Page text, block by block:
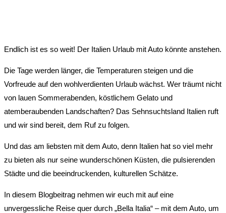
Endlich ist es so weit! Der Italien Urlaub mit Auto könnte anstehen.
Die Tage werden länger, die Temperaturen steigen und die
Vorfreude auf den wohlverdienten Urlaub wächst. Wer träumt nicht
von lauen Sommerabenden, köstlichem Gelato und
atemberaubenden Landschaften? Das Sehnsuchtsland Italien ruft
und wir sind bereit, dem Ruf zu folgen.
Und das am liebsten mit dem Auto, denn Italien hat so viel mehr
zu bieten als nur seine wunderschönen Küsten, die pulsierenden
Städte und die beeindruckenden, kulturellen Schätze.
In diesem Blogbeitrag nehmen wir euch mit auf eine
unvergessliche Reise quer durch „Bella Italia“ – mit dem Auto, um